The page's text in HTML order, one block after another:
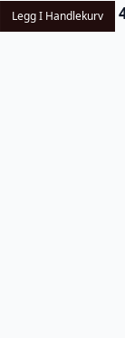
Legg I Handlekurv